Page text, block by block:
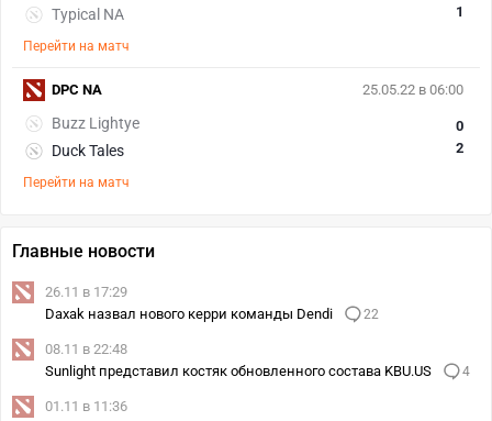
Typical NA
1
Перейти на матч
25.05.22 в 06:00
Buzz Lightye
Duck Tales
0
2
Перейти на матч
DPC NA
Главные новости
26.11 в 17:29
Daxak назвал нового керри команды Dendi
22
08.11 в 22:48
Sunlight представил костяк обновленного состава KBU.US
4
01.11 в 11:36